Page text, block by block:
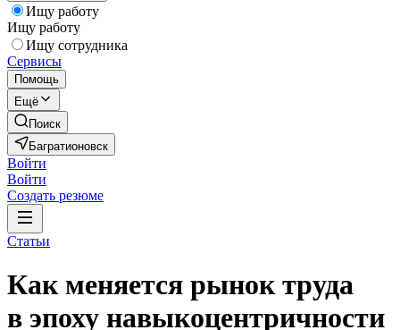
Ищу работу
Ищу работу
Ищу сотрудника
Сервисы
Помощь
Ещё
Поиск
Багратионовск
Войти
Войти
Создать резюме
Статьи
Как меняется рынок труда
в эпоху навыкоцентричности